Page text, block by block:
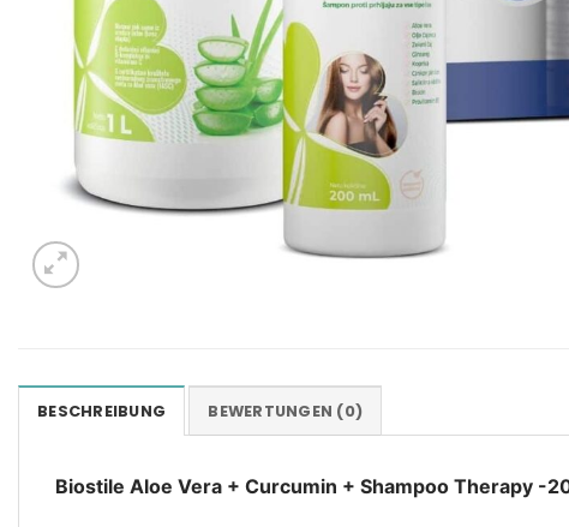
BESCHREIBUNG BEWERTUNGEN (0)
Biostile Aloe Vera + Curcumin + Shampoo Therapy -